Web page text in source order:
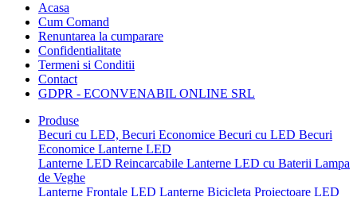
Acasa
Cum Comand
Renuntarea la cumparare
Confidentialitate
Termeni si Conditii
Contact
GDPR - ECONVENABIL ONLINE SRL
Produse
Becuri cu LED, Becuri Economice Becuri cu LED Becuri
Economice Lanterne LED
Lanterne LED Reincarcabile Lanterne LED cu Baterii Lampa
de Veghe
Lanterne Frontale LED Lanterne Bicicleta Proiectoare LED